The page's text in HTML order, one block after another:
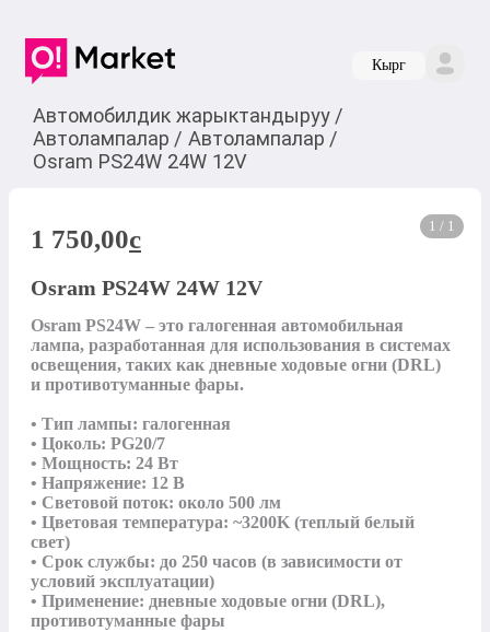
Кырг
Автомобилдик жарыктандыруу /
Автолампалар / Автолампалар /
Osram PS24W 24W 12V
1 / 1
1 750,00c
Osram PS24W 24W 12V
Osram PS24W – это галогенная автомобильная
лампа, разработанная для использования в системах
освещения, таких как дневные ходовые огни (DRL)
и противотуманные фары.
• Тип лампы: галогенная
• Цоколь: PG20/7
• Мощность: 24 Вт
• Напряжение: 12 В
• Световой поток: около 500 лм
• Цветовая температура: ~3200K (теплый белый
свет)
• Срок службы: до 250 часов (в зависимости от
условий эксплуатации)
• Применение: дневные ходовые огни (DRL),
противотуманные фары